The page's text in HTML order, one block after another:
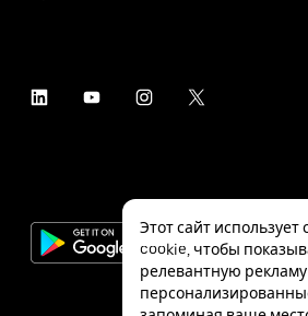
Этот сайт
cookie, чтобы
релевантную